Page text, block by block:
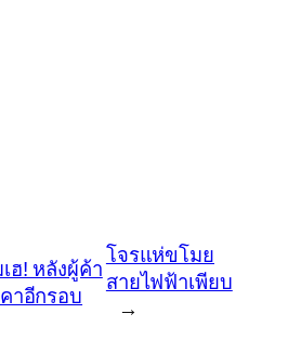
ฮ! หลังผู้ค้า
าอีกรอบ
โจรแห่ขโมย
สายไฟฟ้าเพียบ
→